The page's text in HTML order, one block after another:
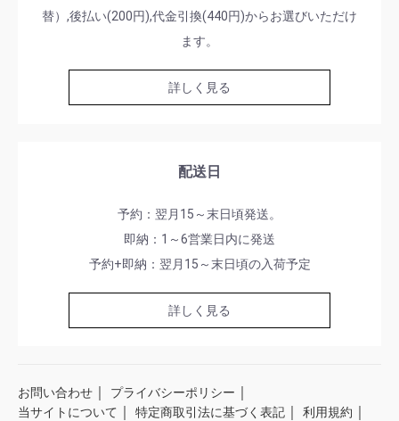
替）,後払い(200円),代金引換(440円)からお選びいただけ
ます。
詳しく見る
配送日
予約：翌月15～末日頃発送。
即納：1～6営業日内に発送
予約+即納：翌月15～末日頃の入荷予定
詳しく見る
お問い合わせ プライバシーポリシー
当サイトについて 特定商取引法に基づく表記 利用規約